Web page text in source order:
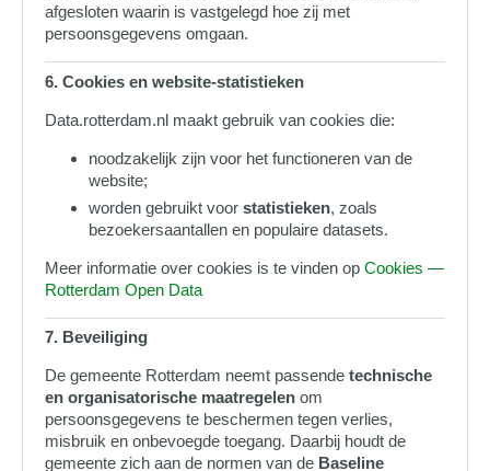
afgesloten waarin is vastgelegd hoe zij met
persoonsgegevens omgaan.
6. Cookies en website‑statistieken
Data.rotterdam.nl maakt gebruik van cookies die:
noodzakelijk zijn voor het functioneren van de
website;
worden gebruikt voor statistieken, zoals
bezoekersaantallen en populaire datasets.
Meer informatie over cookies is te vinden op Cookies —
Rotterdam Open Data
7. Beveiliging
De gemeente Rotterdam neemt passende technische
en organisatorische maatregelen om
persoonsgegevens te beschermen tegen verlies,
misbruik en onbevoegde toegang. Daarbij houdt de
gemeente zich aan de normen van de Baseline